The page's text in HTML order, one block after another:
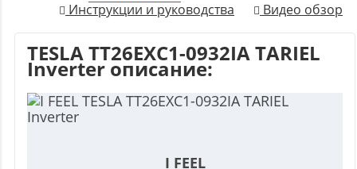
Инструкции и руководства
Видео обзор
TESLA TT26EXC1-0932IA TARIEL
Inverter описание:
I FEEL